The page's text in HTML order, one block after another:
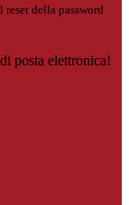
della password
posta elettronica!